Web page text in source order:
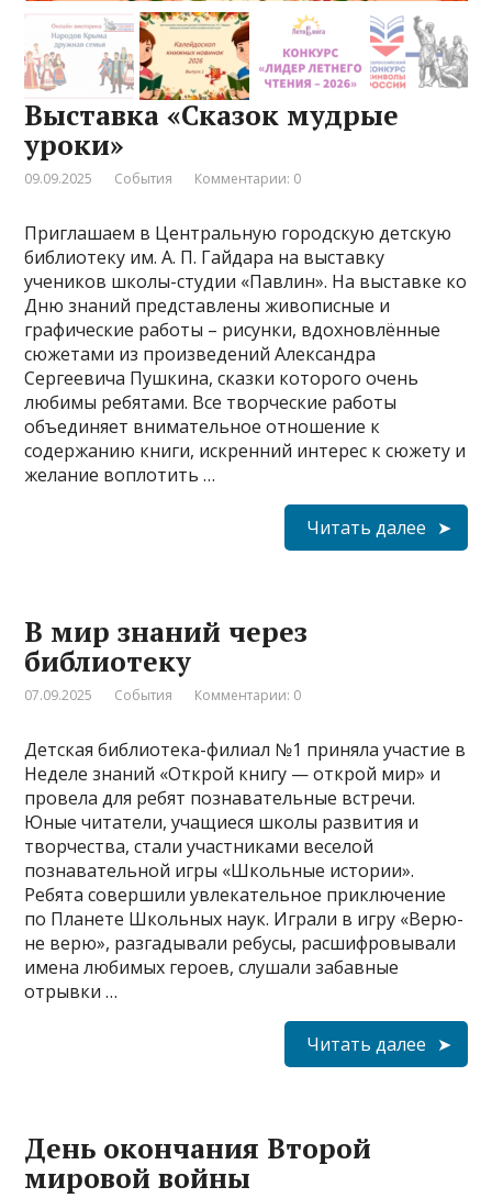
Выставка «Сказок мудрые
уроки»
09.09.2025 События Комментарии: 0
Приглашаем в Центральную городскую детскую
библиотеку им. А. П. Гайдара на выставку
учеников школы-студии «Павлин». На выставке ко
Дню знаний представлены живописные и
графические работы – рисунки, вдохновлённые
сюжетами из произведений Александра
Сергеевича Пушкина, сказки которого очень
любимы ребятами. Все творческие работы
объединяет внимательное отношение к
содержанию книги, искренний интерес к сюжету и
желание воплотить …
Читать далее
В мир знаний через
библиотеку
07.09.2025 События Комментарии: 0
Детская библиотека-филиал №1 приняла участие в
Неделе знаний «Открой книгу — открой мир» и
провела для ребят познавательные встречи.
Юные читатели, учащиеся школы развития и
творчества, стали участниками веселой
познавательной игры «Школьные истории».
Ребята совершили увлекательное приключение
по Планете Школьных наук. Играли в игру «Верю-
не верю», разгадывали ребусы, расшифровывали
имена любимых героев, слушали забавные
отрывки …
Читать далее
День окончания Второй
мировой войны